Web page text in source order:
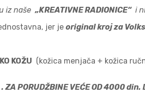
iz naše „KREATIVNE RADIONICE“i
jer je original kroj za
KOŽU (kožica menjača + kožica
. ZA PORUDŽBINE VEĆE OD 4000 din.